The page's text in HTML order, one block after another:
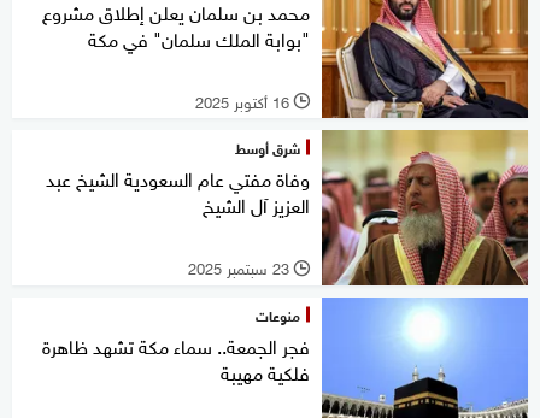
محمد بن سلمان يعلن إطلاق مشروع
"بوابة الملك سلمان" في مكة
l 16 أكتوبر 2025
شرق أوسط
وفاة مفتي عام السعودية الشيخ عبد
العزيز آل الشيخ
l 23 سبتمبر 2025
منوعات
فجر الجمعة.. سماء مكة تشهد ظاهرة
فلكية مهيبة